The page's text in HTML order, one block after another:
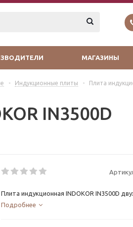
МАГАЗИНЫ
- Индукционные плиты -
Плита
IN3500D
Плита индукционная INDOKOR IN3500D
Подробнее